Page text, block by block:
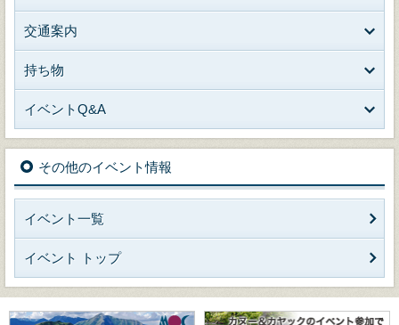
交通案内
持ち物
イベントQ&A
その他のイベント情報
イベント一覧
イベント トップ